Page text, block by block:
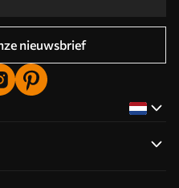
nieuwsbrief